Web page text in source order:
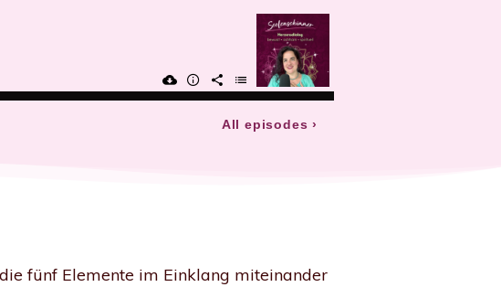
fünf Elemente im Einklang miteinander